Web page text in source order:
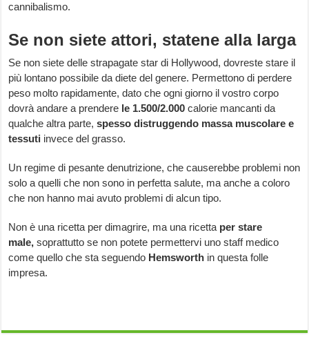
cannibalismo.
Se non siete attori, statene alla larga
Se non siete delle strapagate star di Hollywood, dovreste stare il
più lontano possibile da diete del genere. Permettono di perdere
peso molto rapidamente, dato che ogni giorno il vostro corpo
dovrà andare a prendere le 1.500/2.000calorie mancanti da
qualche altra parte,spesso distruggendo massa muscolare e
tessuti invece del grasso.
Un regime di pesante denutrizione, che causerebbe problemi non
solo a quelli che non sono in perfetta salute, ma anche a coloro
che non hanno mai avuto problemi di alcun tipo.
Non è una ricetta per dimagrire, ma una ricetta per stare
male,soprattutto se non potete permettervi uno staff medico
come quello che sta seguendo Hemsworth in questa folle
impresa.